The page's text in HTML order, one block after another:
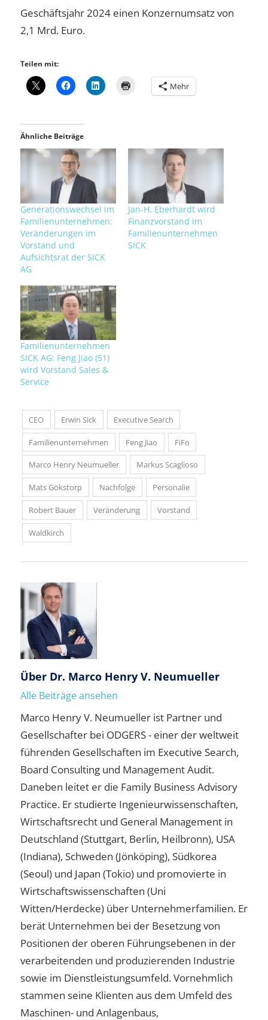
Geschäftsjahr 2024 einen Konzernumsatz von
2,1 Mrd. Euro.
Teilen mit:
Mehr
Ähnliche Beiträge
Generationswechsel im
Familienunternehmen:
Veränderungen im
Vorstand und
Aufsichtsrat der SICK
AG
Jan-H. Eberhardt wird
Finanzvorstand im
Familienunternehmen
SICK
Familienunternehmen
SICK AG: Feng Jiao (51)
wird Vorstand Sales &
Service
CEO Erwin Sick Executive Search
Familienunternehmen Feng Jiao FiFo
Marco Henry Neumueller Markus Scaglioso
Mats Gökstorp Nachfolge Personalie
Robert Bauer Veränderung Vorstand
Waldkirch
Über Dr. Marco Henry V. Neumueller
Alle Beiträge ansehen
Marco Henry V. Neumueller ist Partner und
Gesellschafter bei ODGERS - einer der weltweit
führenden Gesellschaften im Executive Search,
Board Consulting und Management Audit.
Daneben leitet er die Family Business Advisory
Practice. Er studierte Ingenieurwissenschaften,
Wirtschaftsrecht und General Management in
Deutschland (Stuttgart, Berlin, Heilbronn), USA
(Indiana), Schweden (Jönköping), Südkorea
(Seoul) und Japan (Tokio) und promovierte in
Wirtschaftswissenschaften (Uni
Witten/Herdecke) über Unternehmerfamilien. Er
berät Unternehmen bei der Besetzung von
Positionen der oberen Führungsebenen in der
verarbeitenden und produzierenden Industrie
sowie im Dienstleistungsumfeld. Vornehmlich
stammen seine Klienten aus dem Umfeld des
Maschinen- und Anlagenbaus,